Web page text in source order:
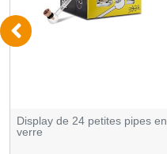
Display de 24 petites pipes en
verre